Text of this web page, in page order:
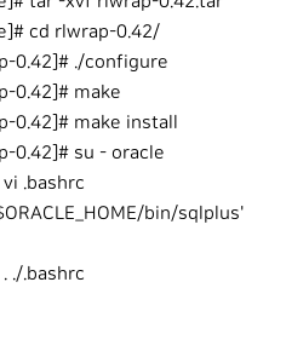
cd rlwrap-0.42/
0.42]# ./configure
0.42]# make
0.42]# make install
0.42]# su - oracle
.bashrc
bin/sqlplus'
./.bashrc